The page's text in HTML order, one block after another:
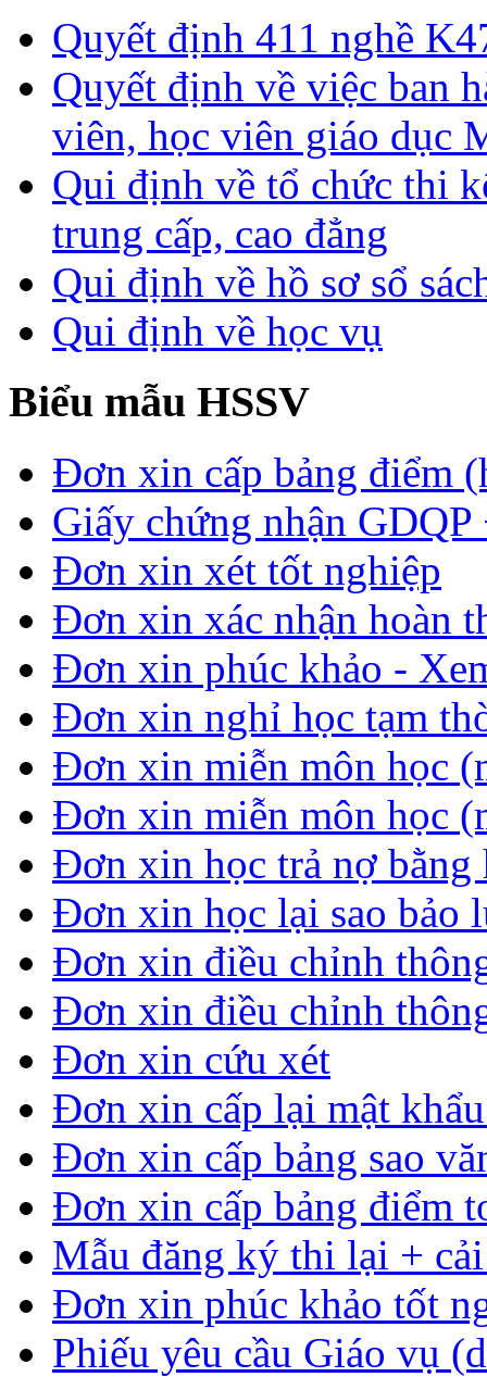
Quyết định 411 nghề
Quyết định về việc ban
viên, học viên giáo dục
Qui định về tổ chức thi
trung cấp, cao đẳng
Qui định về hồ sơ sổ
Qui định về học vụ
Biểu mẫu HSSV
Đơn xin cấp bảng điểm
Giấy chứng nhận
Đơn xin xét tốt nghiệp
Đơn xin xác nhận hoàn
Đơn xin phúc khảo -
Đơn xin nghỉ học tạm
Đơn xin miễn môn học
Đơn xin miễn môn học
Đơn xin học trả nợ
Đơn xin học lại sao bảo
Đơn xin điều chỉnh
Đơn xin điều chỉnh
Đơn xin cứu xét
Đơn xin cấp lại mật
Đơn xin cấp bảng sao
Đơn xin cấp bảng điểm
Mẫu đăng ký thi lại +
Đơn xin phúc khảo tốt
Phiếu yêu cầu Giáo vụ